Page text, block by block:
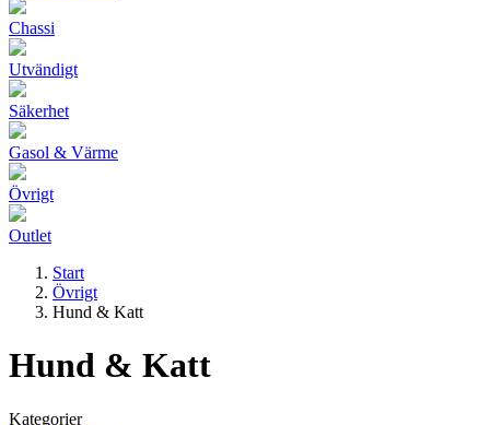
Chassi
Utvändigt
Säkerhet
Gasol & Värme
Övrigt
Outlet
Start
Övrigt
Hund & Katt
Hund & Katt
Kategorier